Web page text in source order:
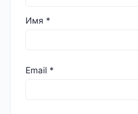
Имя *
Email *